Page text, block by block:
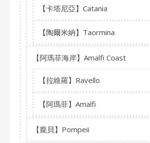
【卡塔尼亞】Catania
【陶爾米納】Taormina
【阿瑪菲海岸】Amalfi Coast
【拉維羅】Ravello
【阿瑪菲】Amalfi
【龐貝】Pompeii